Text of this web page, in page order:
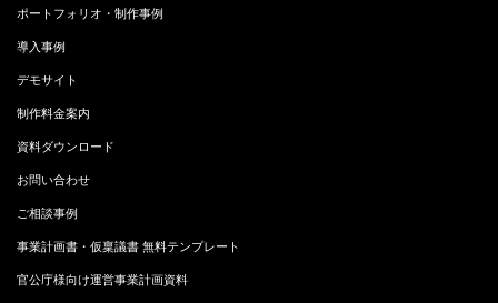
ポートフォリオ・制作事例
導入事例
デモサイト
制作料金案内
資料ダウンロード
お問い合わせ
ご相談事例
事業計画書・仮稟議書 無料テンプレート
官公庁様向け運営事業計画資料